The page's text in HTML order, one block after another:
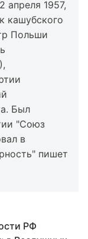
апреля 1957,
кашубского
Польши
Был
"Союз
в
пишет
РФ